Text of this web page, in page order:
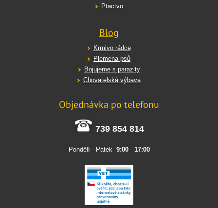
Ptactvo
Blog
Krmivo rádce
Plemena psů
Bojujeme s parazity
Chovatelská výbava
Objednávka po telefonu
739 854 814
Pondělí - Pátek 9:00- 17:00